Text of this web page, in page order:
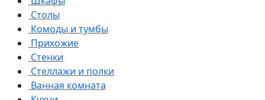
Столы
Комоды и тумбы
Прихожие
Стенки
Стеллажи и полки
Ванная комната